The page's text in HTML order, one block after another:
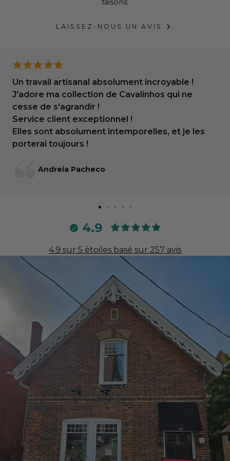
faisons.
LAISSEZ-NOUS UN AVIS
Un travail artisanal absolument incroyable !
J'adore ma collection de Cavalinhos qui ne
cesse de s'agrandir !
Service client exceptionnel !
Elles sont absolument intemporelles, et je les
porterai toujours !
Andreia Pacheco
4.9
4.9 sur 5 étoiles basé sur 257 avis